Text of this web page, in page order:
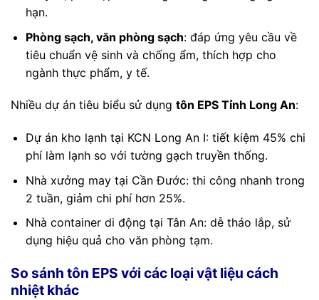
hạn.
Phòng sạch, văn phòng sạch: đáp ứng yêu cầu về
tiêu chuẩn vệ sinh và chống ẩm, thích hợp cho
ngành thực phẩm, y tế.
Nhiều dự án tiêu biểu sử dụng tôn EPS Tỉnh Long An:
Dự án kho lạnh tại KCN Long An I: tiết kiệm 45% chi
phí làm lạnh so với tường gạch truyền thống.
Nhà xưởng may tại Cần Đước: thi công nhanh trong
2 tuần, giảm chi phí hơn 25%.
Nhà container di động tại Tân An: dễ tháo lắp, sử
dụng hiệu quả cho văn phòng tạm.
So sánh tôn EPS với các loại vật liệu cách
nhiệt khác